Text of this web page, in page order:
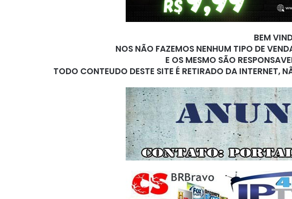
BEM
NOS NÃO FAZEMOS NENHUM TIPO DE
E OS MESMO SÃO
TODO CONTEUDO DESTE SITE É RETIRADO DA INTERNET,